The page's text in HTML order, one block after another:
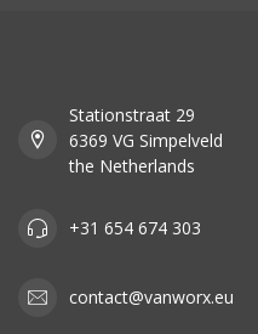
Stationstraat 29
6369 VG Simpelveld
the Netherlands
+31 654 674 303
contact@vanworx.eu